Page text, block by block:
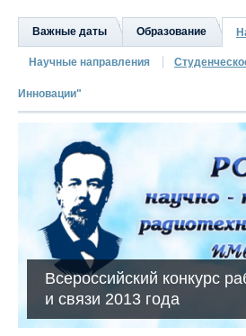
Важные даты Образование
Научные направления
Инновации"
Всероссийский конкурс
и связи 2013 года